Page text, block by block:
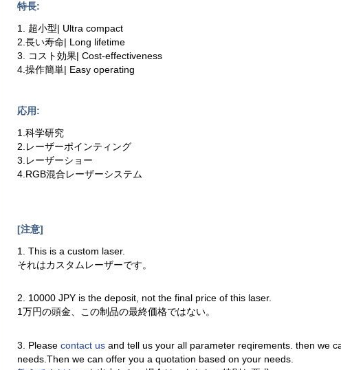
特長:
1. 超小型| Ultra compact
2.長い寿命| Long lifetime
3. コスト効果| Cost-effectiveness
4.操作簡単| Easy operating
応用:
1.科学研究
2.レーザーポインティング
3.レーザーショー
4.RGB混合レーザーシステム
[注意]
1. This is a custom laser.
それはカスタムレーザーです。
2. 10000 JPY is the deposit, not the final price of this laser.
1万円の頭金、この制品の最終価格ではない。
3. Pleasecontact usand tell us your all parameter reqirements. then we
needs.Then we can offer you a quotation based on your needs.